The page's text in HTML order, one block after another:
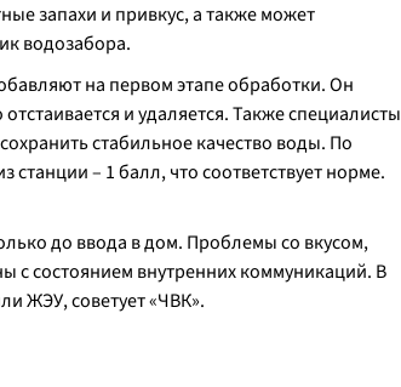
запахи и привкус, а также может
водозабора.
на первом этапе обработки. Он
и удаляется. Также специалисты
стабильное качество воды. По
– 1 балл, что соответствует норме.
до ввода в дом. Проблемы со вкусом,
с состоянием внутренних коммуникаций. В
ЖЭУ, советует «ЧВК».